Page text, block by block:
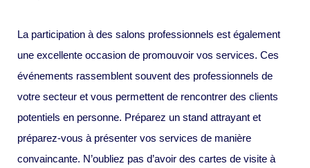
La participation à des salons professionnels est également
une excellente occasion de promouvoir vos services. Ces
événements rassemblent souvent des professionnels de
votre secteur et vous permettent de rencontrer des clients
potentiels en personne. Préparez un stand attrayant et
préparez-vous à présenter vos services de manière
convaincante. N’oubliez pas d’avoir des cartes de visite à